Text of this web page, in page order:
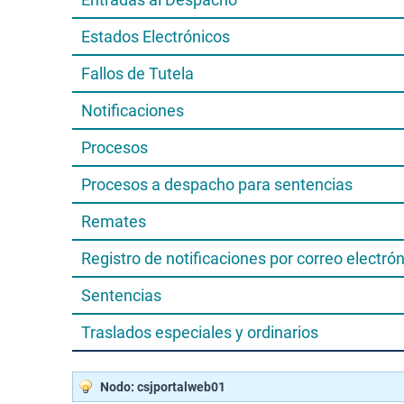
Estados Electrónicos
Fallos de Tutela
Notificaciones
Procesos
Procesos a despacho para sentencias
Remates
Registro de notificaciones por correo
Sentencias
Traslados especiales y ordinarios
Nodo: csjportalweb01